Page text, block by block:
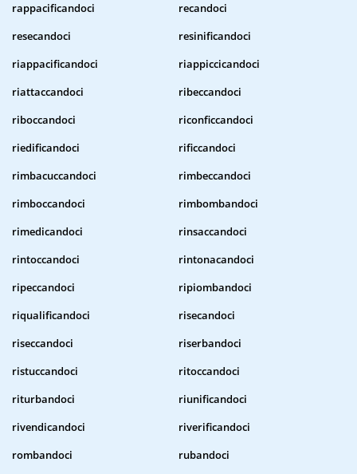
rappacificandoci
recandoci
resecandoci
resinificandoci
riappacificandoci
riappiccicandoci
riattaccandoci
ribeccandoci
riboccandoci
riconficcandoci
riedificandoci
rificcandoci
rimbacuccandoci
rimbeccandoci
rimboccandoci
rimbombandoci
rimedicandoci
rinsaccandoci
rintoccandoci
rintonacandoci
ripeccandoci
ripiombandoci
riqualificandoci
risecandoci
riseccandoci
riserbandoci
ristuccandoci
ritoccandoci
riturbandoci
riunificandoci
rivendicandoci
riverificandoci
rombandoci
rubandoci